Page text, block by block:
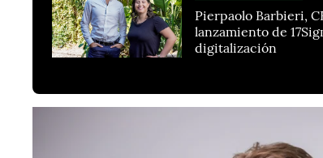
Pierpaolo Barbieri,
lanzamiento de
digitalización